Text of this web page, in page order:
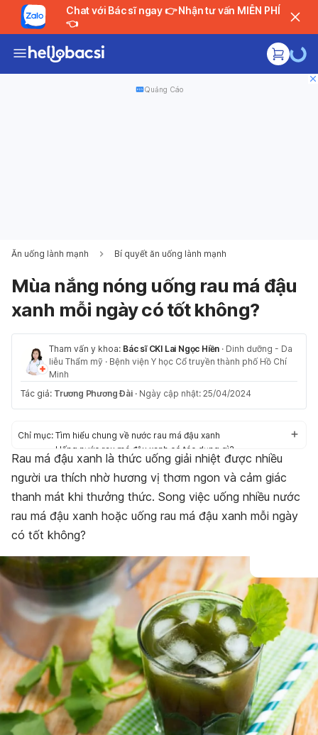
Chat với Bác sĩ ngay 👉 Nhận tư vấn MIỄN PHÍ
👈
Quảng Cáo
Ăn uống lành mạnh Bí quyết ăn uống lành mạnh
Mùa nắng nóng uống rau má đậu
xanh mỗi ngày có tốt không?
Tham vấn y khoa: Bác sĩ CKI Lai Ngọc Hiền · Dinh dưỡng - Da
liễu Thẩm mỹ · Bệnh viện Y học Cổ truyền thành phố Hồ Chí
Minh
Tác giả: Trương Phương Đài · Ngày cập nhật: 25/04/2024
Chỉ mục: Tìm hiểu chung về nước rau má đậu xanh
Uống nước rau má đậu xanh có tác dụng gì?
Uống rau má đậu xanh mỗi ngày có tốt không?
Uống nước rau má đậu xanh có gây tăng cân không?
Rau má đậu xanh là thức uống giải nhiệt được nhiều
người ưa thích nhờ hương vị thơm ngon và cảm giác
thanh mát khi thưởng thức. Song việc uống nhiều nước
rau má đậu xanh hoặc uống rau má đậu xanh mỗi ngày
có tốt không?